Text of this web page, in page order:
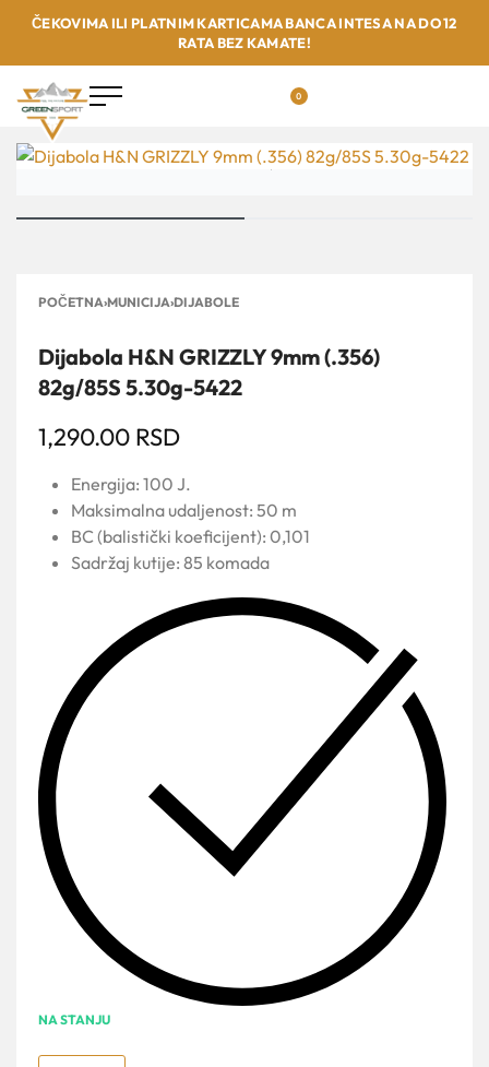
ČEKOVIMA ILI PLATNIM KARTICAMA BANCA INTESA NA DO 12
RATA BEZ KAMATE!
0
POČETNA›MUNICIJA›DIJABOLE
Dijabola H&N GRIZZLY 9mm (.356)
82g/85S 5.30g-5422
1,290.00 RSD
Energija: 100 J.
Maksimalna udaljenost: 50 m
BC (balistički koeficijent): 0,101
Sadržaj kutije: 85 komada
NA STANJU